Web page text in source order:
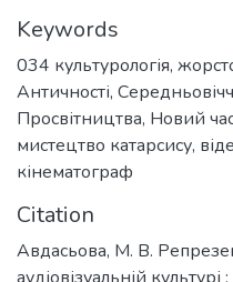
Keywords
034 культурологія,
Античності,
Просвітництва, Новий
мистецтво катарсису,
кінематограф
Citation
Авдасьова, М. В.
аудіовізуальній